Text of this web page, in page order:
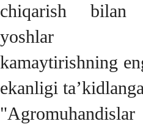
chiqarish
yoshlar
kamaytirishning
ekanligi